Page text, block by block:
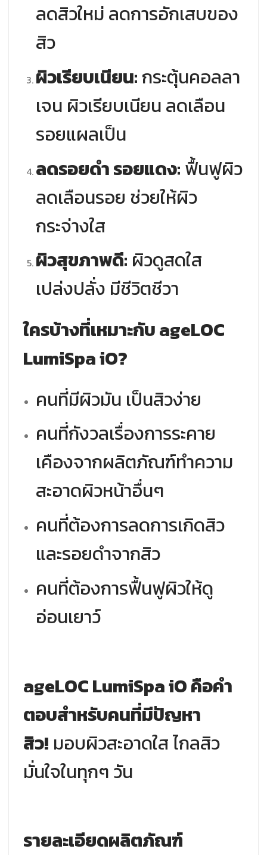
ลดสิวใหม่ ลดการอักเสบของ
สิว
ผิวเรียบเนียน: กระตุ้นคอลลา
เจน ผิวเรียบเนียน ลดเลือน
รอยแผลเป็น
ลดรอยดำ รอยแดง: ฟื้นฟูผิว
ลดเลือนรอย ช่วยให้ผิว
กระจ่างใส
ผิวสุขภาพดี: ผิวดูสดใส
เปล่งปลั่ง มีชีวิตชีวา
ใครบ้างที่เหมาะกับ ageLOC
LumiSpa iO?
คนที่มีผิวมัน เป็นสิวง่าย
คนที่กังวลเรื่องการระคาย
เคืองจากผลิตภัณฑ์ทำความ
สะอาดผิวหน้าอื่นๆ
คนที่ต้องการลดการเกิดสิว
และรอยดำจากสิว
คนที่ต้องการฟื้นฟูผิวให้ดู
อ่อนเยาว์
ageLOC LumiSpa iO คือคำ
ตอบสำหรับคนที่มีปัญหา
สิว! มอบผิวสะอาดใส ไกลสิว
มั่นใจในทุกๆ วัน
รายละเอียดผลิตภัณฑ์